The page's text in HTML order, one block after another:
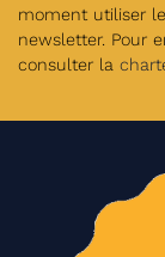
moment utiliser
newsletter. Pour
consulter la